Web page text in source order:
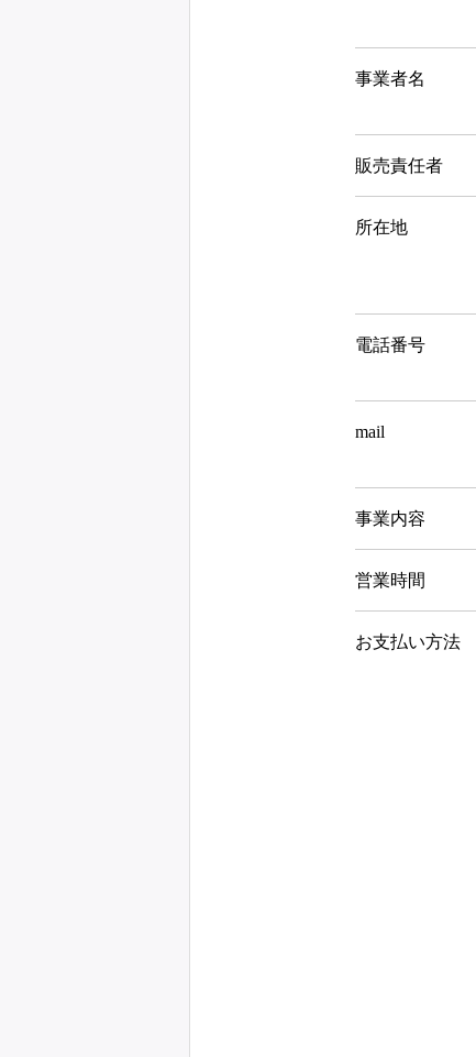
事業者名
販売責任者
所在地
電話番号
mail
事業内容
営業時間
お支払い方法